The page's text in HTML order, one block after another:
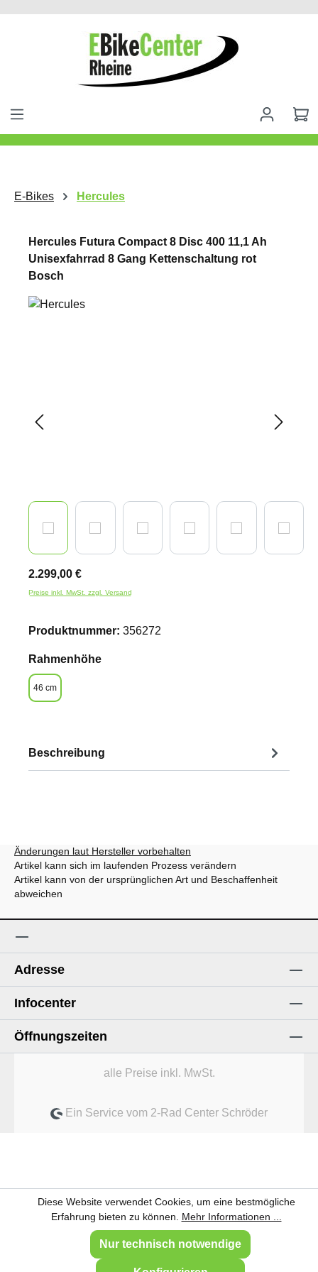
springen
E-Bikes Hercules
Hercules Futura Compact 8 Disc 400 11,1 Ah
Unisexfahrrad 8 Gang Kettenschaltung rot
Bosch
2.299,00 €
Preise inkl. MwSt. zzgl. Versand
Produktnummer: 356272
Rahmenhöheauswählen
46 cm
Beschreibung
Änderungen laut Hersteller vorbehalten
Artikel kann sich im laufenden Prozess verändern
Artikel kann von der ursprünglichen Art und Beschaffenheit
abweichen
Adresse
Infocenter
Öffnungszeiten
alle Preise inkl. MwSt.
Ein Service vom 2-Rad Center Schröder
Diese Website verwendet Cookies, um eine bestmögliche
Erfahrung bieten zu können. Mehr Informationen ...
Nur technisch notwendige